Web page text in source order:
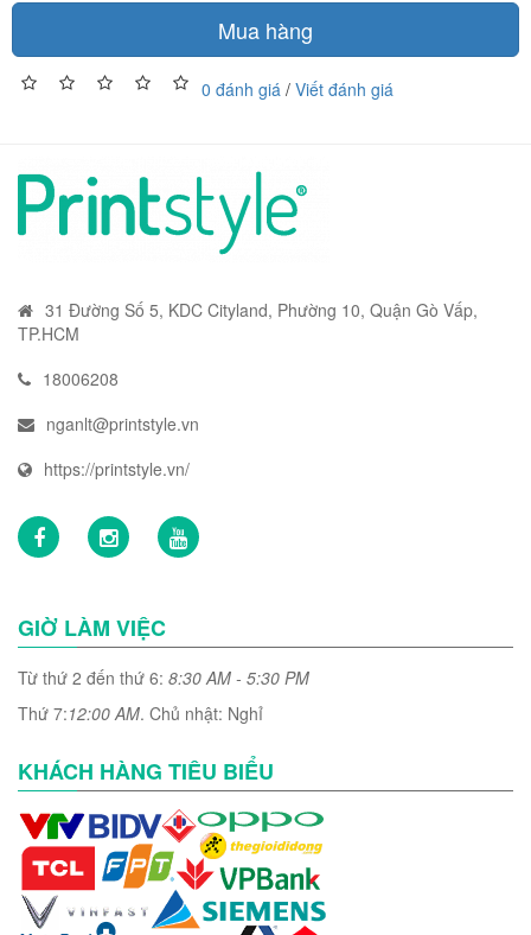
Mua hàng
0 đánh giá / Viết đánh giá
31 Đường Số 5, KDC Cityland, Phường 10, Quận Gò Vấp,
TP.HCM
18006208
nganlt@printstyle.vn
https://printstyle.vn/
GIỜ LÀM VIỆC
Từ thứ 2 đến thứ 6: 8:30 AM - 5:30 PM
Thứ 7:12:00 AM. Chủ nhật: Nghỉ
KHÁCH HÀNG TIÊU BIỂU